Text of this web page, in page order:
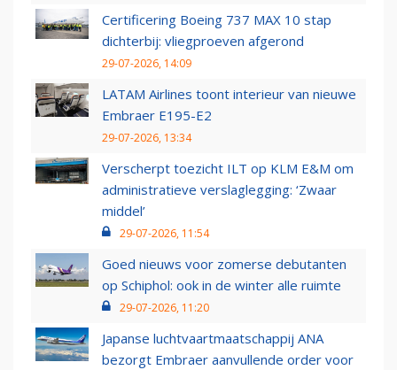
Certificering Boeing 737 MAX 10 stap
dichterbij: vliegproeven afgerond
29-07-2026, 14:09
LATAM Airlines toont interieur van nieuwe
Embraer E195-E2
29-07-2026, 13:34
Verscherpt toezicht ILT op KLM E&M om
administratieve verslaglegging: ‘Zwaar
middel’
29-07-2026, 11:54
Goed nieuws voor zomerse debutanten
op Schiphol: ook in de winter alle ruimte
29-07-2026, 11:20
Japanse luchtvaartmaatschappij ANA
bezorgt Embraer aanvullende order voor